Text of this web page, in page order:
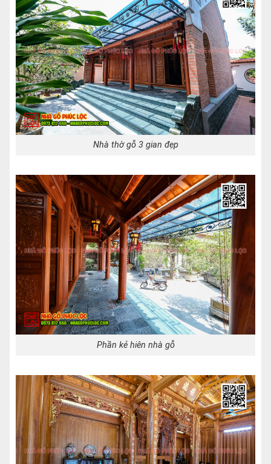
Nhà thờ gỗ 3 gian đẹp
Phần kẻ hiên nhà gỗ